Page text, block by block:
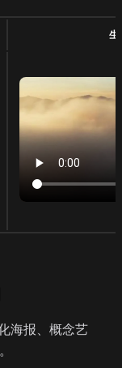
生
海报、概念艺